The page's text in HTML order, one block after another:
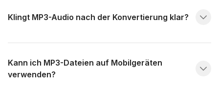
Klingt MP3-Audio nach der Konvertierung klar?
Kann ich MP3-Dateien auf Mobilgeräten
verwenden?